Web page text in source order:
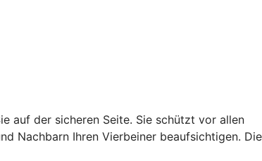
auf der sicheren Seite. Sie schützt vor allen
Nachbarn Ihren Vierbeiner beaufsichtigen. Die